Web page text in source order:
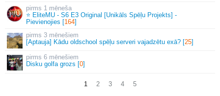
1 mēneša
⭐ EliteMU - S6 E3 Original [Unikāls Spēļu Projekts] -
Pievienojies [164]
3 mēnešiem
[Aptauja] Kādu oldschool spēļu serveri vajadzētu exā? [25]
6 mēnešiem
Disku golfa grozs [0]
1 2 3 4 5